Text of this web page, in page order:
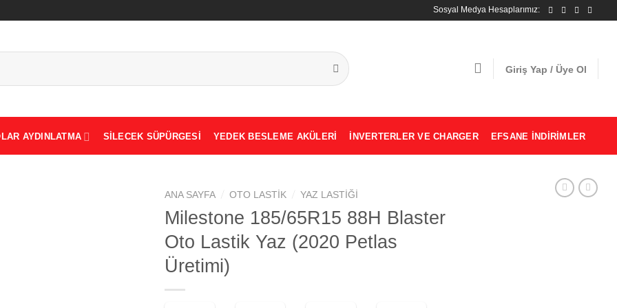
Sosyal Medya Hesaplarımız:
Giriş Yap / Üye Ol
AYDINLATMA SILECEK SÜPÜRGESI YEDEK BESLEME AKÜLERI İNVERTERLER VE CHARGER EFSANE İNDIRIMLER
ANA SAYFA OTO LASTIK YAZ LASTIĞI
Milestone 185/65R15 88H Blaster
Oto Lastik Yaz (2020 Petlas
Üretimi)